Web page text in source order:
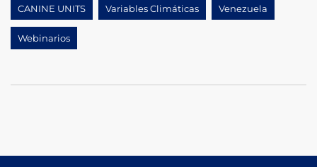
CANINE UNITS Variables Climáticas Venezuela
Webinarios